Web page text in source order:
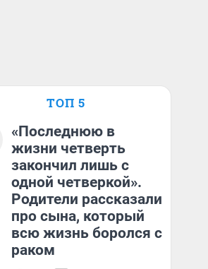
ТОП 5
«Последнюю в
жизни четверть
закончил лишь с
одной четверкой».
Родители рассказали
про сына, который
всю жизнь боролся с
раком